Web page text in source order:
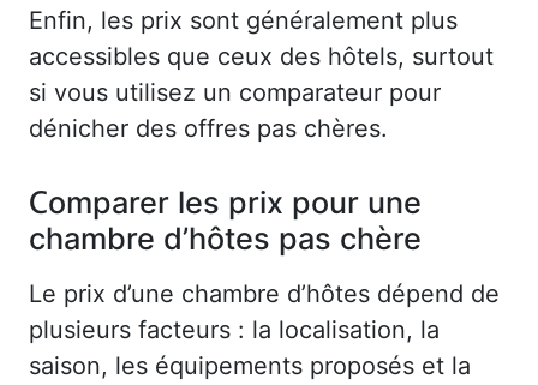
Enfin, les prix sont généralement plus
accessibles que ceux des hôtels, surtout
si vous utilisez un comparateur pour
dénicher des offres pas chères.
Comparer les prix pour une
chambre d’hôtes pas chère
Le prix d’une chambre d’hôtes dépend de
plusieurs facteurs : la localisation, la
saison, les équipements proposés et la